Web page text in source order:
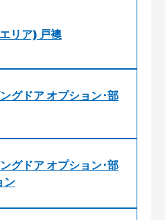
リア) 戸襖
グドア オプション･部
グドア オプション･部
ン